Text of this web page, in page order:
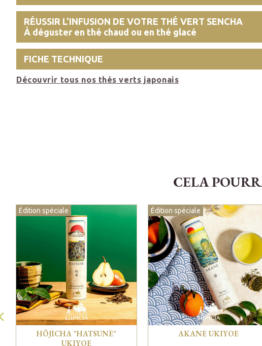
RÉUSSIR L'INFUSION DE VOTRE THÉ VERT SENCHA
À déguster en thé chaud ou en thé glacé
FICHE TECHNIQUE
Découvrir tous nos thés verts japonais
CELA
Édition spéciale
HÔJICHA "HATSUNE"
UKIYOE
Édition spéciale
AKANE UKIYOE